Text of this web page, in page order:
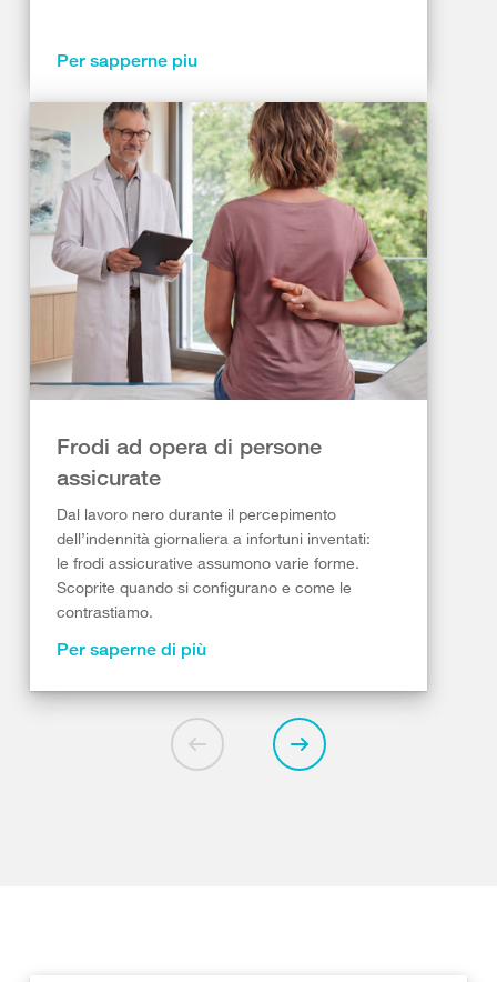
Per sapperne piu
Frodi ad opera di persone
assicurate
Dal lavoro nero durante il percepimento
dell’indennità giornaliera a infortuni inventati:
le frodi assicurative assumono varie forme.
Scoprite quando si configurano e come le
contrastiamo.
Per saperne di più